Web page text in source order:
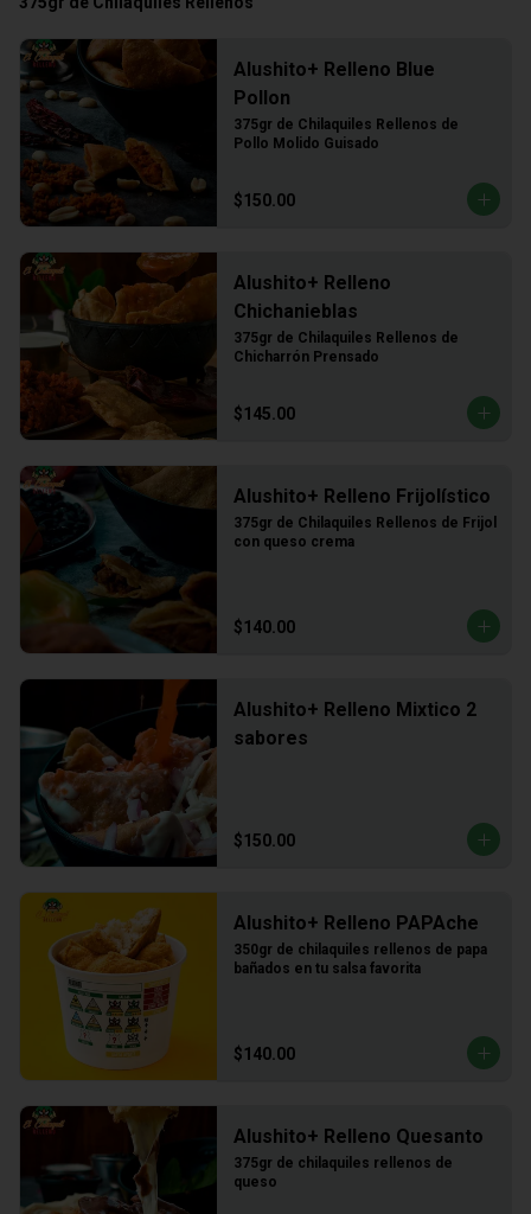
Alushito+ Relleno Blue
Pollon
375gr de Chilaquiles Rellenos de
Pollo Molido Guisado
$150.00
Alushito+ Relleno
Chichanieblas
375gr de Chilaquiles Rellenos de
Chicharrón Prensado
$145.00
Alushito+ Relleno Frijolístico
375gr de Chilaquiles Rellenos de Frijol
con queso crema
$140.00
Alushito+ Relleno Mixtico 2
sabores
$150.00
Alushito+ Relleno PAPAche
350gr de chilaquiles rellenos de papa
bañados en tu salsa favorita
$140.00
Alushito+ Relleno Quesanto
375gr de chilaquiles rellenos de
queso